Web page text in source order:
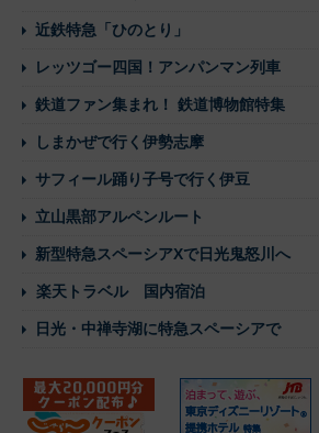
近鉄特急「ひのとり」
レッツゴー四国！アンパンマン列車
鉄道ファン集まれ！ 鉄道博物館特集
しまかぜで行く伊勢志摩
サフィール踊り子号で行く伊豆
立山黒部アルペンルート
新型特急スペーシアXで日光鬼怒川へ
楽天トラベル 国内宿泊
日光・中禅寺湖に特急スペーシアで